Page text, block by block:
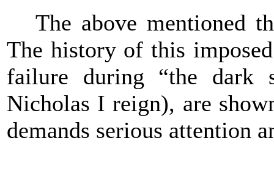
The above mentioned
The history of this
failure during “the dark
Nicholas I reign), are
demands serious attention